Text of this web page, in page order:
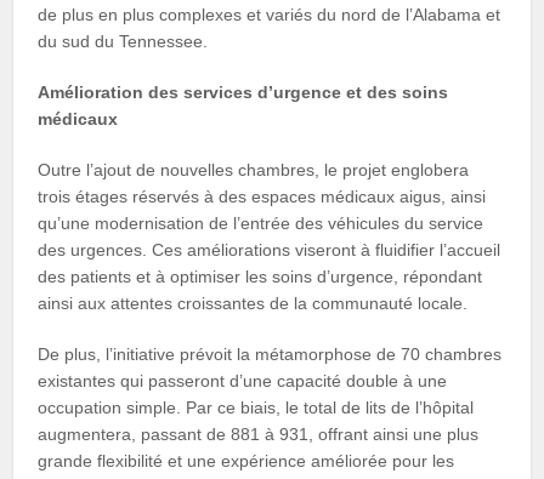
de plus en plus complexes et variés du nord de l’Alabama et
du sud du Tennessee.
Amélioration des services d’urgence et des soins
médicaux
Outre l’ajout de nouvelles chambres, le projet englobera
trois étages réservés à des espaces médicaux aigus, ainsi
qu’une modernisation de l’entrée des véhicules du service
des urgences. Ces améliorations viseront à fluidifier l’accueil
des patients et à optimiser les soins d’urgence, répondant
ainsi aux attentes croissantes de la communauté locale.
De plus, l’initiative prévoit la métamorphose de 70 chambres
existantes qui passeront d’une capacité double à une
occupation simple. Par ce biais, le total de lits de l’hôpital
augmentera, passant de 881 à 931, offrant ainsi une plus
grande flexibilité et une expérience améliorée pour les